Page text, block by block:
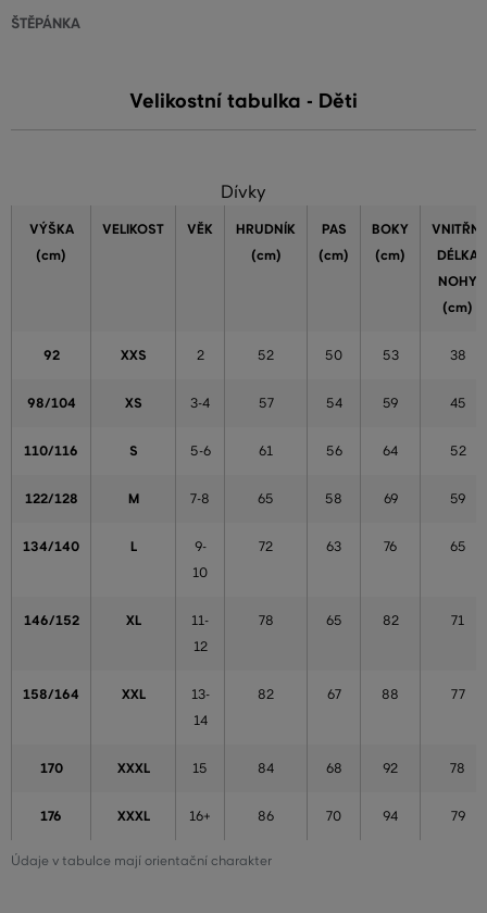
ŠTĚPÁNKA
Velikostní tabulka - Děti
Dívky
Údaje v tabulce mají orientační charakter
VÝŠKA
(cm)
VELIKOST VĚK
HRUDNÍK
(cm)
PAS
(cm)
BOKY
(cm)
VNITŘNÍ
DÉLKA
NOHY
(cm)
92 XXS 2 52 50 53 38
98/104 XS 3-4 57 54 59 45
110/116 S 5-6 61 56 64 52
122/128 M 7-8 65 58 69 59
134/140 L
9-
10
72 63 76 65
146/152 XL
11-
12
78 65 82 71
158/164 XXL
13-
14
82 67 88 77
170 XXXL 15 84 68 92 78
176 XXXL 16+ 86 70 94 79